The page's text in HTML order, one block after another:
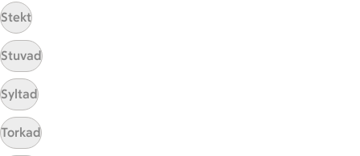
ICA Maxi
Utvalda leverantörer
Annonsera
Jobba på ICA
Hållbarhet
ICA Stiftelsen
Stekt
Stuvad
Syltad
Torkad